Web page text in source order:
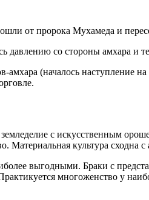
от пророка Мухамеда и
давлению со стороны амхара и
амхара (началось наступление
с искусственным
Материальная культура сходна с
выгодными. Браки с
многоженство у